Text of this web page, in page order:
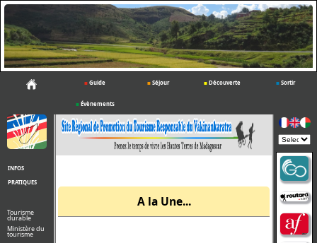
■ Guide ■ Séjour ■Découverte ■Sortir
■Évènements
INFOS
PRATIQUES
Tourisme
durable
Ministère du
tourisme
A la Une...
Powered
by